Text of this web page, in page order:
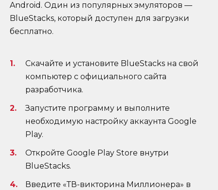
Android. Один из популярных эмуляторов —
BlueStacks, который доступен для загрузки
бесплатно.
Скачайте и установите BlueStacks на свой
компьютер с официального сайта
разработчика.
Запустите программу и выполните
необходимую настройку аккаунта Google
Play.
Откройте Google Play Store внутри
BlueStacks.
Введите «ТВ-викторина Миллионера» в